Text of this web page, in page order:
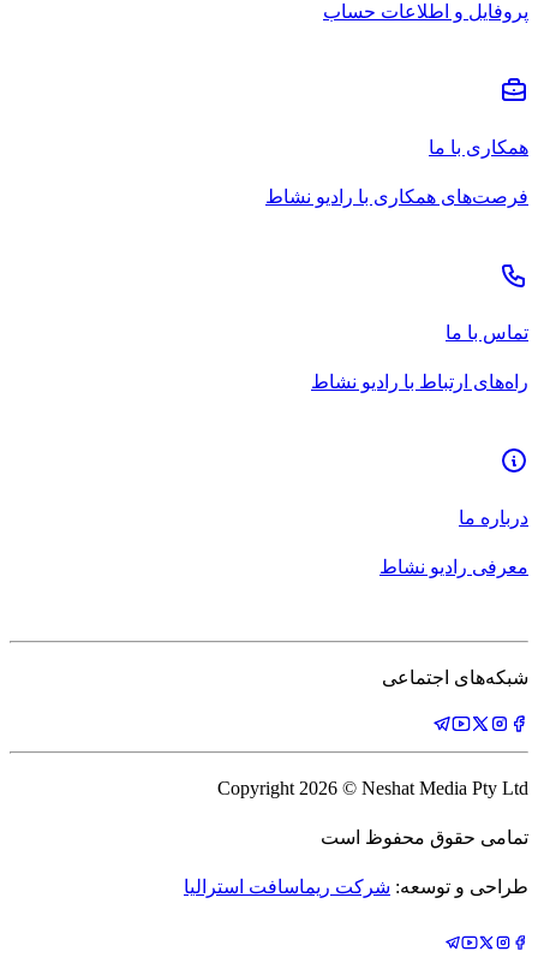
پروفایل و اطلاعات حساب
همکاری با ما
فرصت‌های همکاری با رادیو نشاط
تماس با ما
راه‌های ارتباط با رادیو نشاط
درباره ما
معرفی رادیو نشاط
شبکه‌های اجتماعی
Copyright 2026 © Neshat Media Pty Ltd
تمامی حقوق محفوظ است
طراحی و توسعه: شرکت ریماسافت استرالیا